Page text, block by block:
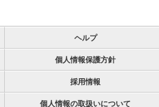
ヘルプ
個人情報保護方針
採用情報
個人情報の取扱いについて